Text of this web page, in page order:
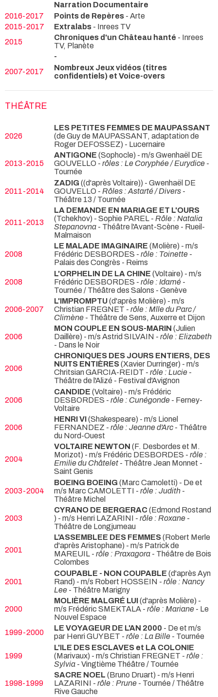
Narration Documentaire
2016-2017
Points de Repères - Arte
2015-2017
Extralabs - Inrees TV
2015
Chroniques d'un Château hanté - Inrees
TV, Planète
-
2007-2017
Nombreux Jeux vidéos (titres
confidentiels) et Voice-overs
THÉÂTRE
2026
LES PETITES FEMMES DE MAUPASSANT
(de Guy de MAUPASSANT, adaptation de
Roger DEFOSSEZ) - Lucernaire
2013-2015
ANTIGONE (Sophocle) - m/s Gwenhaël DE
GOUVELLO - rôles : Le Coryphée / Eurydice -
Tournée
2011-2014
ZADIG ((d'après Voltaire)) - Gwenhaël DE
GOUVELLO - Rôles : Astarté / Divers -
Théâtre 13 / Tournée
2011-2013
LA DEMANDE EN MARIAGE ET L'OURS
(Tchekhov) - Sophie PAREL - Rôle : Natalia
Stepanovna - Théâtre l'Avant-Scène - Rueil-
Malmaison
2008
LE MALADE IMAGINAIRE (Molière) - m/s
Frédéric DESBORDES - rôle : Toinette -
Palais des Congrès - Reims
2008
L'ORPHELIN DE LA CHINE (Voltaire) - m/s
Frédéric DESBORDES - rôle : Idamé -
Tournée / Théâtre des Salons - Genève
2006-2007
L'IMPROMPTU(d'après Molière) - m/s
Christian FREGNET - rôle : Mlle du Parc /
Climène - Théâtre de Sens, Auxerre et Dijon
2006
MON COUPLE EN SOUS-MARIN (Julien
Daillère) - m/s Astrid SILVAIN - rôle : Elizabeth
- Dans le Noir
2006
CHRONIQUES DES JOURS ENTIERS, DES
NUITS ENTIÈRES(Xavier Durringer) - m/s
Chritsian GARCIA-REIDT - rôle : Lucie -
Théâtre de l'Alizé - Festival d'Avignon
2006
CANDIDE (Voltaire) - m/s Frédéric
DESBORDES - rôle : Cunégonde - Ferney-
Voltaire
2006
HENRI VI(Shakespeare) - m/s Lionel
FERNANDEZ - rôle : Jeanne d'Arc - Théâtre
du Nord-Ouest
2004
VOLTAIRE NEWTON (F. Desbordes et M.
Morizot) - m/s Frédéric DESBORDES - rôle :
Emilie du Châtelet - Théâtre Jean Monnet -
Saint Genis
2003-2004
BOEING BOEING (Marc Camoletti) - De et
m/s Marc CAMOLETTI - rôle : Judith -
Théâtre Michel
2003
CYRANO DE BERGERAC(Edmond Rostand
) - m/s Henri LAZARINI - rôle : Roxane -
Théâtre de Longjumeau
2001
L'ASSEMBLEE DES FEMMES(Robert Merle
d'après Aristophane) - m/s Patrick de
MAREUIL - rôle : Praxagora - Théâtre de Bois
Colombes
2001
COUPABLE - NON COUPABLE (d'après Ayn
Rand) - m/s Robert HOSSEIN - rôle : Nancy
Lee - Théâtre Marigny
2000
MOLIÈRE MALGRÉ LUI(d'après Molière) -
m/s Frédéric SMEKTALA - rôle : Mariane - Le
Nouvel Espace
1999-2000
LE VOYAGEUR DE L'AN 2000 - De et m/s
par Henri GUYBET - rôle : La Bille - Tournée
1999
L'ILE DES ESCLAVES et LA COLONIE
(Marivaux) - m/s Christian FREGNET - rôle :
Sylvia - Vingtième Théâtre / Tournée
1998-1999
SACRE NOEL (Bruno Druart) - m/s Henri
LAZARINI - rôle : Prune - Tournée / Théâtre
Rive Gauche